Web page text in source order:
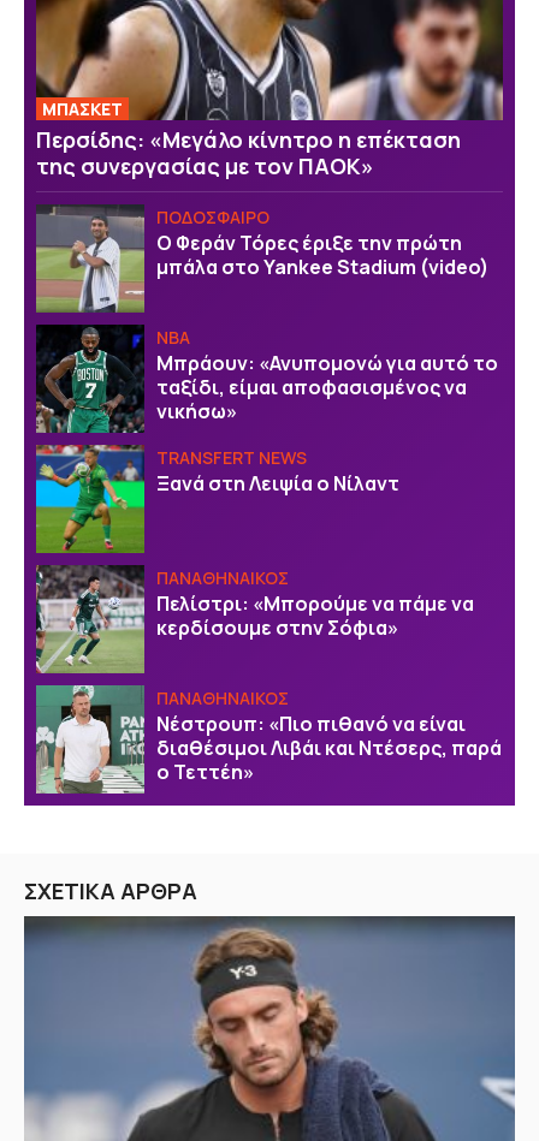
ΜΠΑΣΚΕΤ
Περσίδης: «Μεγάλο κίνητρο η επέκταση
της συνεργασίας με τον ΠΑΟΚ»
ΠΟΔΟΣΦΑΙΡΟ
Ο Φεράν Τόρες έριξε την πρώτη
μπάλα στο Yankee Stadium (video)
NBA
Μπράουν: «Ανυπομονώ για αυτό το
ταξίδι, είμαι αποφασισμένος να
νικήσω»
TRANSFERT NEWS
Ξανά στη Λειψία ο Νίλαντ
ΠΑΝΑΘΗΝΑΙΚΟΣ
Πελίστρι: «Μπορούμε να πάμε να
κερδίσουμε στην Σόφια»
ΠΑΝΑΘΗΝΑΙΚΟΣ
Νέστρουπ: «Πιο πιθανό να είναι
διαθέσιμοι Λιβάι και Ντέσερς, παρά
ο Τεττέη»
ΣΧΕΤΙΚΑ ΑΡΘΡΑ